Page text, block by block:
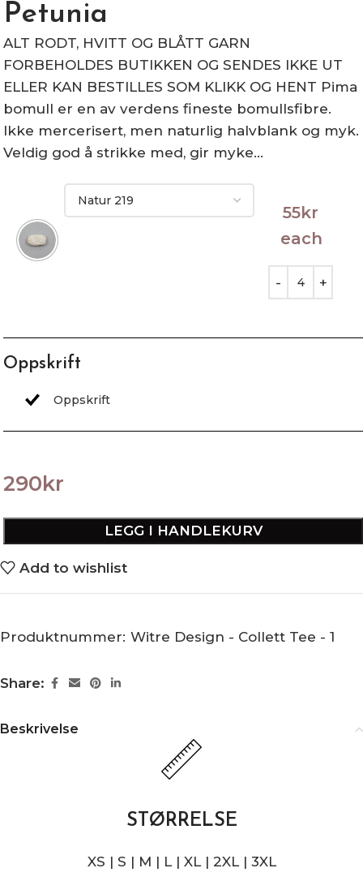
Petunia
ALT RODT, HVITT OG BLÅTT GARN
FORBEHOLDES BUTIKKEN OG SENDES IKKE UT
ELLER KAN BESTILLES SOM KLIKK OG HENT Pima
bomull er en av verdens fineste bomullsfibre.
Ikke mercerisert, men naturlig halvblank og myk.
Veldig god å strikke med, gir myke…
55kr
each
Oppskrift
290kr
LEGG I HANDLEKURV
Add to wishlist
Produktnummer: Witre Design - Collett Tee - 1
Share:
Beskrivelse
STØRRELSE
XS | S | M | L | XL | 2XL | 3XL